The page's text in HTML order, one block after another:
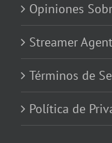
Opiniones
Streamer Agent
Términos de
Política de